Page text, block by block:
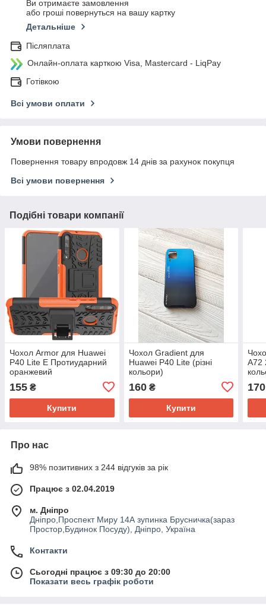
Ви отримаєте замовлення
або гроші повернуться на вашу картку
Детальніше
Післяплата
Онлайн-оплата карткою Visa, Mastercard - LiqPay
Готівкою
Всі умови оплати
Умови повернення
Повернення товару впродовж 14 днів за рахунок покупця
Всі умови повернення
Подібні товари компанії
Чохол Armor для Huawei
P40 Lite E Протиударний
оранжевий
155 ₴
Купити
Чохол Gradient для
Huawei P40 Lite (різні
кольори)
160₴
Купити
A72
170
Про нас
98% позитивних з 244 відгуків за рік
Працює з 02.04.2019
м. Дніпро
Дніпро,Проспект Миру 14А зупинка Брусничка(зараз
Простор,Будинок Посуду), Дніпро, Україна
Контакти
Сьогодні працює з 09:30 до 20:00
Показати весь графік роботи